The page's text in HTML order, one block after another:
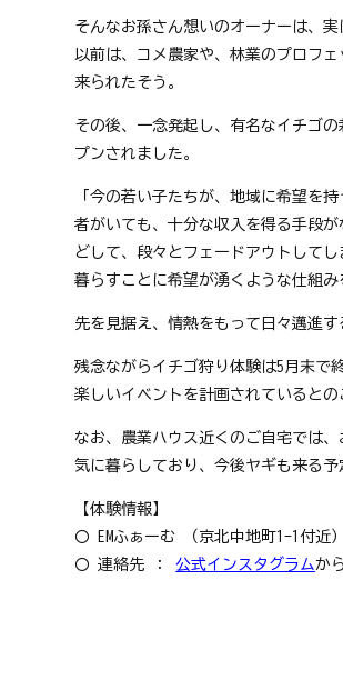
そんなお孫さん想いのオーナーは、実
以前は、コメ農家や、林業のプロフ
来られたそう。
その後、一念発起し、有名なイチゴ
プンされました。
「今の若い子たちが、地域に希望を
者がいても、十分な収入を得る手段
どして、段々とフェードアウトして
暮らすことに希望が湧くような仕組み
先を見据え、情熱をもって日々邁進
残念ながらイチゴ狩り体験は5月末で
楽しいイベントを計画されているとの
なお、農業ハウス近くのご自宅では
気に暮らしており、今後ヤギも来る
【体験情報】
〇 EMふぁーむ （京北中地町1-1付近）
〇 連絡先 ： 公式インスタグラムか